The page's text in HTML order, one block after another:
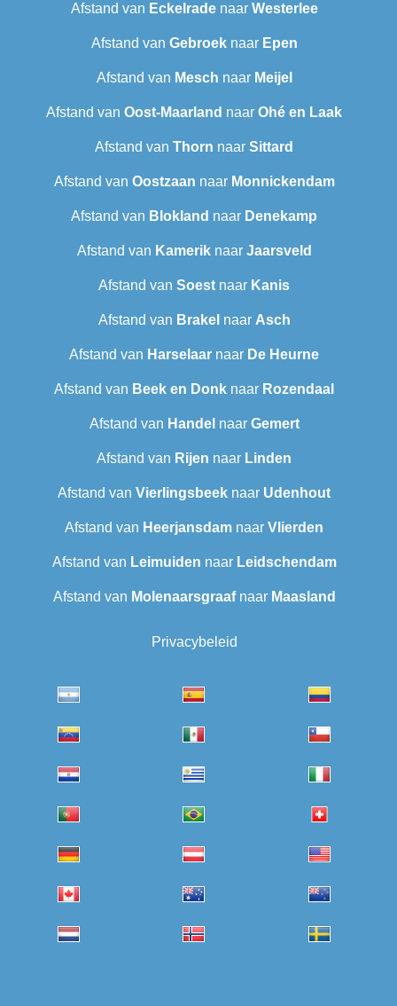
Afstand van Eckelradenaar Westerlee
Afstand van Gebroeknaar Epen
Afstand van Mesch naar Meijel
Afstand van Oost-Maarland naar Ohé en Laak
Afstand van Thorn naar Sittard
Afstand van Oostzaan naar Monnickendam
Afstand van Blokland naar Denekamp
Afstand van Kameriknaar Jaarsveld
Afstand van Soest naar Kanis
Afstand van Brakel naar Asch
Afstand van Harselaar naar De Heurne
Afstand van Beek en Donk naar Rozendaal
Afstand van Handel naar Gemert
Afstand van Rijen naar Linden
Afstand van Vierlingsbeek naar Udenhout
Afstand van Heerjansdam naar Vlierden
Afstand van Leimuiden naar Leidschendam
Afstand van Molenaarsgraafnaar Maasland
Privacybeleid